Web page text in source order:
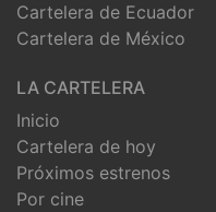
Cartelera de Ecuador
Cartelera de México
LA CARTELERA
Inicio
Cartelera de hoy
Próximos estrenos
Por cine